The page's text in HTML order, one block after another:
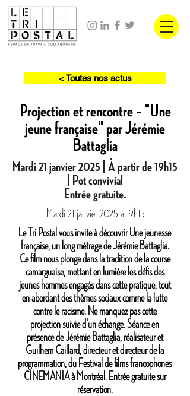
< Toutes nos actus
Projection et rencontre – "Une
jeune française" par Jérémie
Battaglia
Mardi 21 janvier 2025 | À partir de 19h15
| Pot convivial
Entrée gratuite.
Mardi 21 janvier 2025 à 19h15
Le Tri Postal vous invite à découvrir Une jeunesse
française, un long métrage de Jérémie Battaglia.
Ce film nous plonge dans la tradition de la course
camarguaise, mettant en lumière les défis des
jeunes hommes engagés dans cette pratique, tout
en abordant des thèmes sociaux comme la lutte
contre le racisme. Ne manquez pas cette
projection suivie d'un échange. Séance en
présence de Jérémie Battaglia, réalisateur et
Guilhem Caillard, directeur et directeur de la
programmation, du Festival de films francophones
CINEMANIA à Montréal. Entrée gratuite sur
réservation.